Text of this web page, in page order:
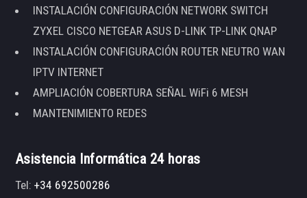
INSTALACIÓN CONFIGURACIÓN NETWORK SWITCH
ZYXEL CISCO NETGEAR ASUS D-LINK TP-LINK QNAP
INSTALACIÓN CONFIGURACIÓN ROUTER NEUTRO WAN
IPTV INTERNET
AMPLIACIÓN COBERTURA SEÑAL WiFi 6 MESH
MANTENIMIENTO REDES
Asistencia Informática 24 horas
Tel:+34 692500286